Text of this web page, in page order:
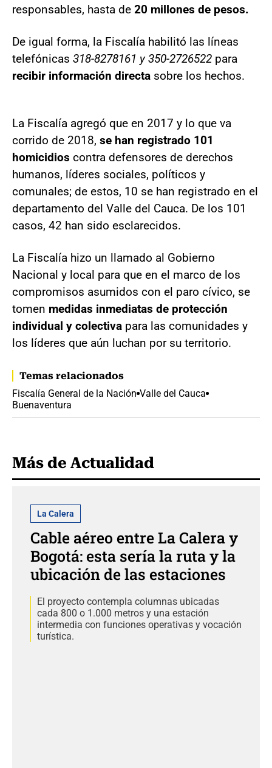
responsables, hasta de 20 millones de pesos.
De igual forma, la Fiscalía habilitó las líneas
telefónicas 318-8278161 y 350-2726522 para
recibir información directa sobre los hechos.
La Fiscalía agregó que en 2017 y lo que va
corrido de 2018, se han registrado 101
homicidios contra defensores de derechos
humanos, líderes sociales, políticos y
comunales; de estos, 10 se han registrado en el
departamento del Valle del Cauca. De los 101
casos, 42 han sido esclarecidos.
La Fiscalía hizo un llamado al Gobierno
Nacional y local para que en el marco de los
compromisos asumidos con el paro cívico, se
tomen medidas inmediatas de protección
individual y colectiva para las comunidades y
los líderes que aún luchan por su territorio.
Temas relacionados
Fiscalía General de la Nación Valle del Cauca
Buenaventura
Más de Actualidad
La Calera
Cable aéreo entre La Calera y
Bogotá: esta sería la ruta y la
ubicación de las estaciones
El proyecto contempla columnas ubicadas
cada 800 o 1.000 metros y una estación
intermedia con funciones operativas y vocación
turística.